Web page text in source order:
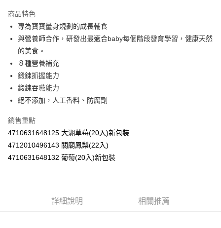
悠遊付
Google Pay
AFTEE先享後付
相關說明
【關於「AFTEE先享後付」】
AFTEE先享後付是「在收到商品之後才付款」的支付方式。 讓您購物簡單
便利好安心！
１．簡單：不需註冊會員、不需綁卡、不需儲值。
３．安心：先確認商品／服務後，再付款。
【「AFTEE先享後付」結帳流程】
１．於結帳方式選擇「AFTEE先享後付」後，將跳轉至「AFTEE先享後付」
結帳頁面，進行簡訊認證並確認金額後，即可完成結帳。
購買商品的店家。未經商家同意取消之訂單仍視為有效，需透過AFTEE先享
ATM付款
全家取貨付款
每筆NT$60，滿NT$590(含以上)免運費
付款後全家取貨
每筆NT$60，滿NT$590(含以上)免運費
商品特色
專為寶寶量身規劃的成長輔食
與營養師合作，研發出最適合baby每個階段發育學習，健康天然
的美食。
８種營養補充
鍛鍊抓握能力
鍛鍊吞嚥能力
絕不添加，人工香料、防腐劑
銷售重點
4710631648125 大湖草莓(20入)新包裝
4712010496143 關廟鳳梨(22入)
4710631648132 葡萄(20入)新包裝
詳細說明 相關推薦